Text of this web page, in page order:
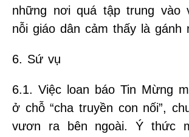
những nơi quá tập trung vào
nỗi giáo dân cảm thấy là gánh
6. Sứ vụ
6.1. Việc loan báo Tin Mừng
ở chỗ “cha truyền con nối”,
vươn ra bên ngoài. Ý thức